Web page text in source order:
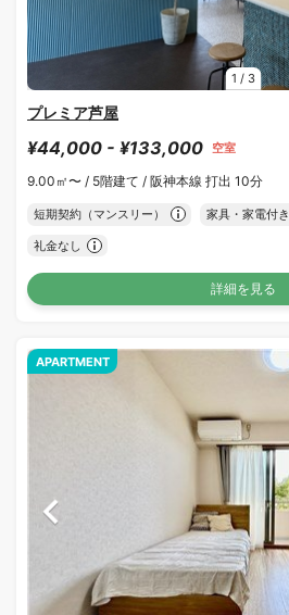
1 / 3
プレミア芦屋
¥44,000 - ¥133,000 空室
9.00㎡〜 / 5階建て / 阪神本線 打出 10分
短期契約（マンスリー） 家具・家電付き
礼金なし
詳細を見る
APARTMENT